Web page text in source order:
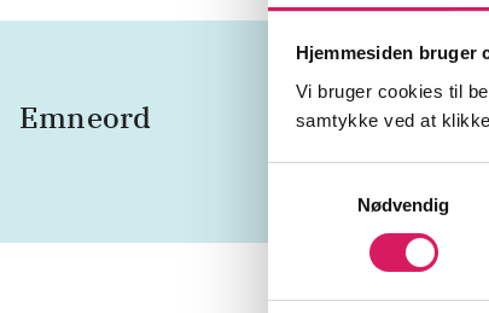
Hjemmesiden bruger
Vi bruger cookies til
samtykke ved at
Nødvendig
Emneord